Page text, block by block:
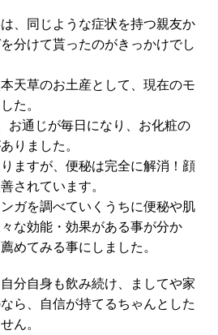
、同じような症状を持つ親友か
分けて貰ったのがきっかけでし
天草のお土産として、現在のモ
た。
お通じが毎日になり、お化粧の
りました。
ますが、便秘は完全に解消！顔
されています。
ガを調べていくうちに便秘や肌
な効能・効果がある事が分か
めてみる事にしました。
分自身も飲み続け、ましてや家
ら、自信が持てるちゃんとした
ん。